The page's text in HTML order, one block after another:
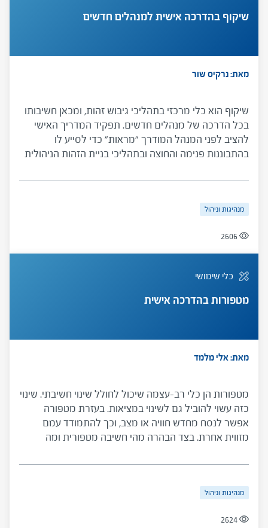
שיקוף בהדרכה אישית למנהלים חדשים
מאת: נרקיס שור
שיקוף הוא כלי מרכזי בתהליכי גיבוש זהות, ומכאן חשיבותו
בכל הדרכה של מנהלים חדשים. תפקיד המדריך האישי
להציב לפני המנהל המודרך "מראות" כדי לסייע לו
בהתבוננות פנימה והחוצה ובתהליכי בניית הזהות הניהולית
ועקרונות עבודה למדריך האישי.
מנהיגות וניהול
2606
כלי שימושי
מטפורות בהדרכה אישית
מאת: אלי מלמד
מטפורות הן כלי רב-עצמה שיכול לחולל שינוי חשיבתי. שינוי
כזה עשוי להוביל גם לשינוי במציאות. בעזרת מטפורה
אפשר לנסח מחדש חוויה או מצב, וכך להתמודד עמם
מזווית אחרת. בצד הבהרה מהי חשיבה מטפורית ומה
להבהיר ולהבין סיטואציות מורכבות או מציפות.
מנהיגות וניהול
2624